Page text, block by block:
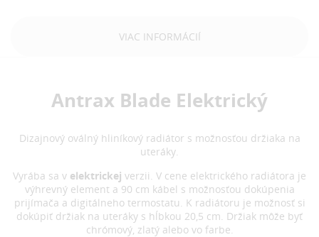
VIAC INFORMÁCIÍ
Antrax Blade Elektrický
Dizajnový oválný hliníkový radiátor s možnosťou držiaka na
uteráky.
Vyrába sa v elektrickej verzii. V cene elektrického radiátora je
výhrevný element a 90 cm kábel s možnosťou dokúpenia
prijímača a digitálneho termostatu. K radiátoru je možnosť si
dokúpiť držiak na uteráky s hĺbkou 20,5 cm. Držiak môže byť
chrómový, zlatý alebo vo farbe.